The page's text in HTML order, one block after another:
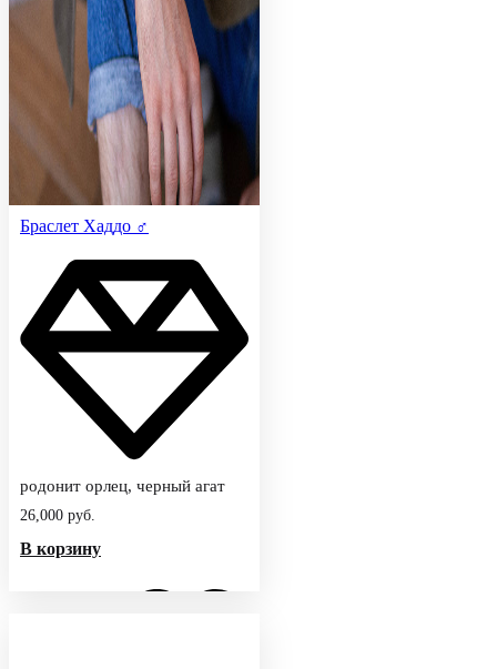
Браслет Хаддо ♂
родонит орлец, черный агат
26,000 руб.
В корзину